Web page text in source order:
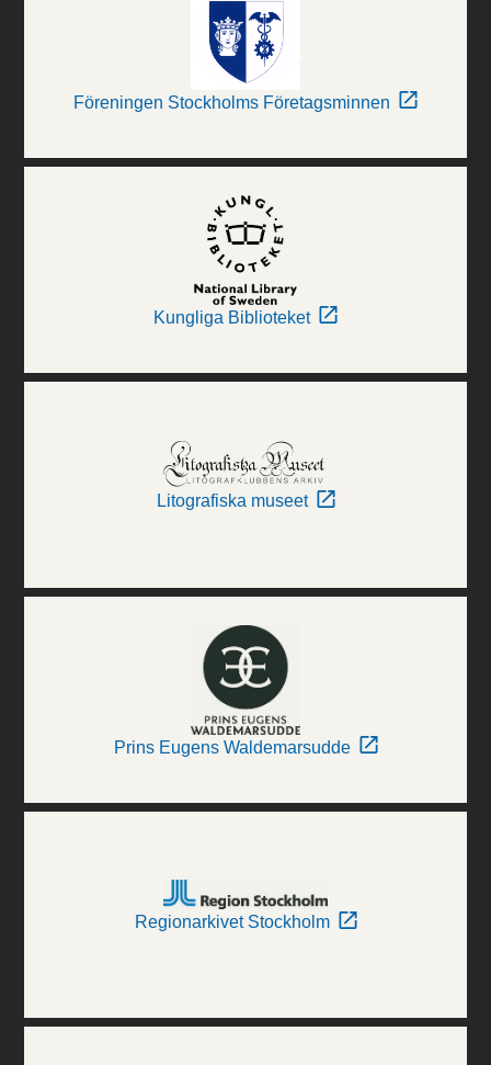
Föreningen Stockholms Företagsminnen
Kungliga Biblioteket
Litografiska museet
Prins Eugens Waldemarsudde
Regionarkivet Stockholm